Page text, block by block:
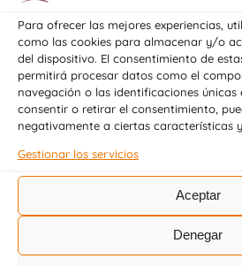
Para ofrecer las mejores experiencias,
como las cookies para almacenar y/o
del dispositivo. El consentimiento de
permitirá procesar datos como el
navegación o las identificaciones únicas
consentir o retirar el consentimiento,
negativamente a ciertas características
Gestionar los servicios
Aceptar
Denegar